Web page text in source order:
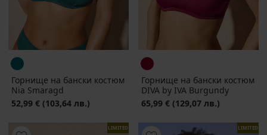
Горнище на бански костюм
Nia Smaragd
52,99 € (103,64 лв.)
Горнище на бански костюм
DIVA by IVA Burgundy
65,99 € (129,07 лв.)
LIMITED LIMITED